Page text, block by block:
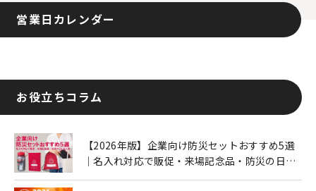
営業日カレンダー
お役立ちコラム
【2026年版】企業向け防災セットおすすめ5選
｜名入れ対応で販促・来場記念品・防災の日に